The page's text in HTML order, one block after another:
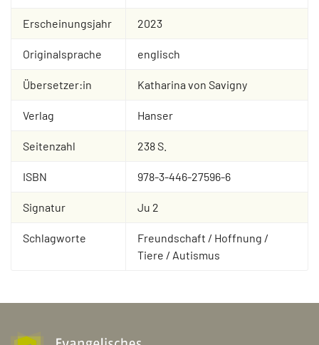
Erscheinungsjahr 2023
Originalsprache englisch
Übersetzer:in Katharina von Savigny
Verlag Hanser
Seitenzahl 238 S.
ISBN 978-3-446-27596-6
Signatur Ju 2
Schlagworte
Freundschaft / Hoffnung /
Tiere / Autismus